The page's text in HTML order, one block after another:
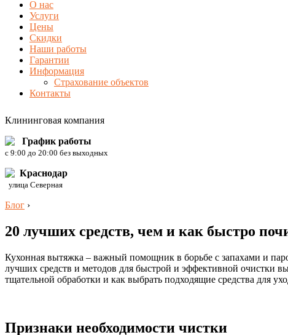
О нас
Услуги
Цены
Скидки
Наши работы
Гарантии
Информация
Страхование объектов
Контакты
Клининговая компания
График работы
c 9:00 до 20:00 без выходных
Краснодар
улица Северная
Блог ›
20 лучших средств, чем и как быстро
Кухонная вытяжка – важный помощник в борьбе с запахами и
лучших средств и методов для быстрой и эффективной очистки
тщательной обработки и как выбрать подходящие средства для
Признаки необходимости чистки